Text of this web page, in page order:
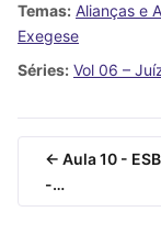
Temas: Alianças e
Exegese
Séries: Vol 06 –
← Aula 10 -
-…